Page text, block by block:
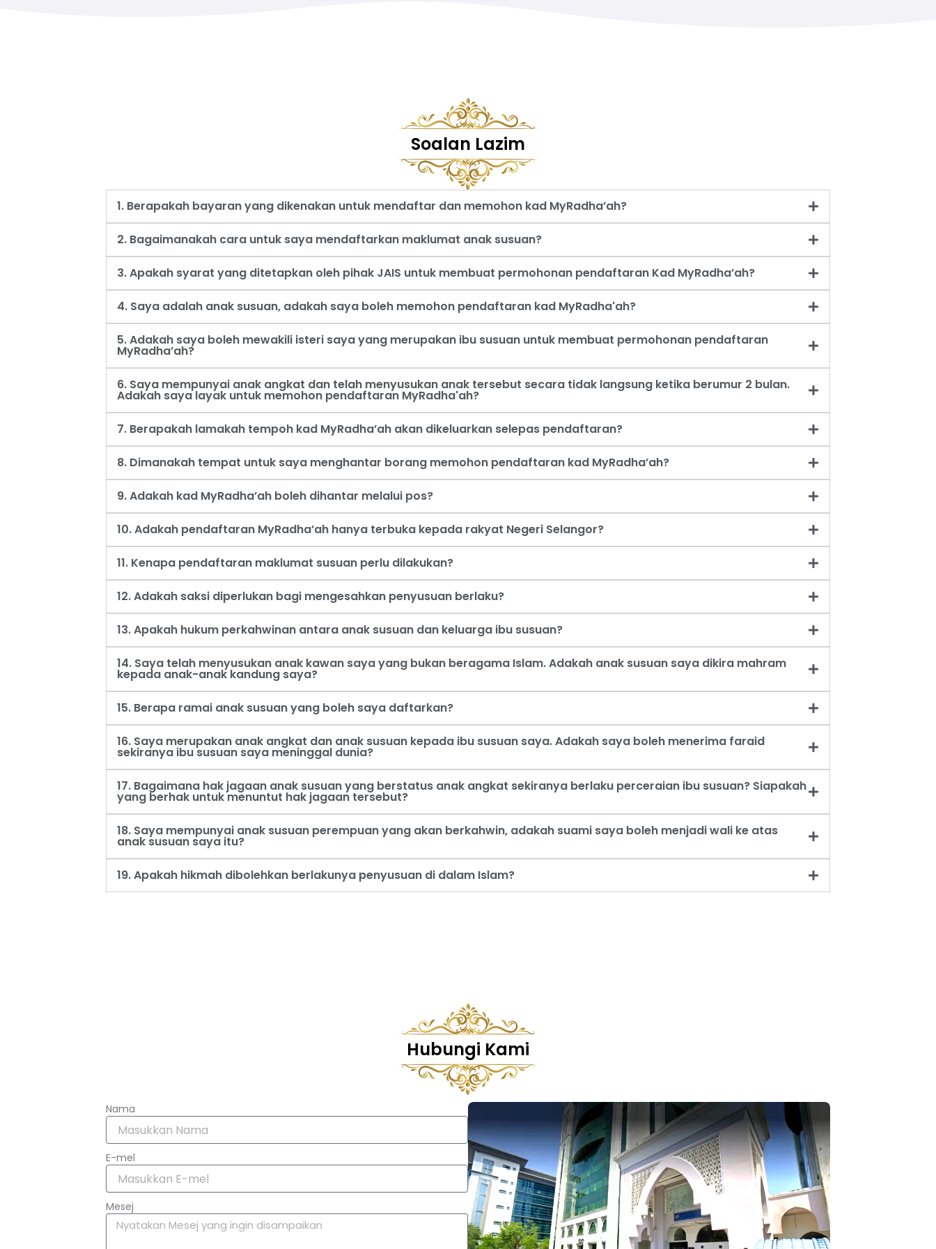
Soalan Lazim
1. Berapakah bayaran yang dikenakan untuk mendaftar dan memohon kad MyRadha’ah?
2. Bagaimanakah cara untuk saya mendaftarkan maklumat anak susuan?
3. Apakah syarat yang ditetapkan oleh pihak JAIS untuk membuat permohonan pendaftaran Kad MyRadha’ah?
4. Saya adalah anak susuan, adakah saya boleh memohon pendaftaran kad MyRadha'ah?
5. Adakah saya boleh mewakili isteri saya yang merupakan ibu susuan untuk membuat permohonan pendaftaran
MyRadha’ah?
6. Saya mempunyai anak angkat dan telah menyusukan anak tersebut secara tidak langsung ketika berumur 2 bulan.
Adakah saya layak untuk memohon pendaftaran MyRadha'ah?
7. Berapakah lamakah tempoh kad MyRadha’ah akan dikeluarkan selepas pendaftaran?
8. Dimanakah tempat untuk saya menghantar borang memohon pendaftaran kad MyRadha’ah?
9. Adakah kad MyRadha’ah boleh dihantar melalui pos?
10. Adakah pendaftaran MyRadha’ah hanya terbuka kepada rakyat Negeri Selangor?
11. Kenapa pendaftaran maklumat susuan perlu dilakukan?
12. Adakah saksi diperlukan bagi mengesahkan penyusuan berlaku?
13. Apakah hukum perkahwinan antara anak susuan dan keluarga ibu susuan?
14. Saya telah menyusukan anak kawan saya yang bukan beragama Islam. Adakah anak susuan saya dikira mahram
kepada anak-anak kandung saya?
15. Berapa ramai anak susuan yang boleh saya daftarkan?
16. Saya merupakan anak angkat dan anak susuan kepada ibu susuan saya. Adakah saya boleh menerima faraid
sekiranya ibu susuan saya meninggal dunia?
17. Bagaimana hak jagaan anak susuan yang berstatus anak angkat sekiranya berlaku perceraian ibu susuan? Siapakah
yang berhak untuk menuntut hak jagaan tersebut?
18. Saya mempunyai anak susuan perempuan yang akan berkahwin, adakah suami saya boleh menjadi wali ke atas
anak susuan saya itu?
19. Apakah hikmah dibolehkan berlakunya penyusuan di dalam Islam?
Hubungi Kami
Nama
E-mel
Mesej